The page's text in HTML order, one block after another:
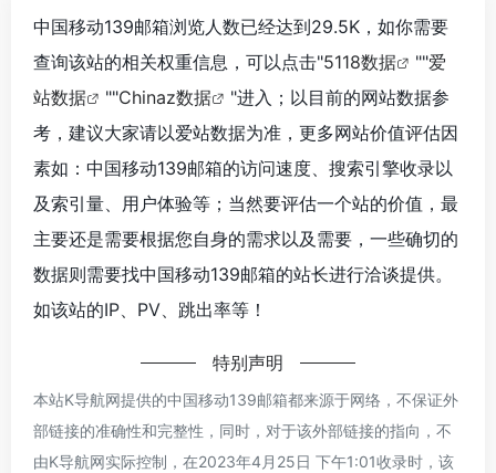
中国移动139邮箱浏览人数已经达到29.5K，如你需要
查询该站的相关权重信息，可以点击"5118数据 ""爱
站数据
""Chinaz数据
"进入；以目前的网站数据参
考，建议大家请以爱站数据为准，更多网站价值评估因
素如：中国移动139邮箱的访问速度、搜索引擎收录以
及索引量、用户体验等；当然要评估一个站的价值，最
主要还是需要根据您自身的需求以及需要，一些确切的
数据则需要找中国移动139邮箱的站长进行洽谈提供。
如该站的IP、PV、跳出率等！
特别声明
本站K导航网提供的中国移动139邮箱都来源于网络，不保证外
部链接的准确性和完整性，同时，对于该外部链接的指向，不
由K导航网实际控制，在2023年4月25日 下午1:01收录时，该